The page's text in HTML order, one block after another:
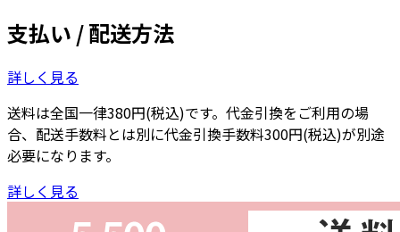
支払い / 配送方法
詳しく見る
送料は全国一律380円(税込)です。代金引換をご利用の場
合、配送手数料とは別に代金引換手数料300円(税込)が別途
必要になります。
詳しく見る